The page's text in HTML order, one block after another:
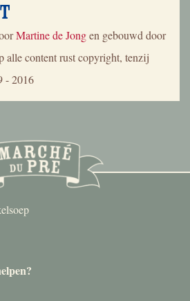
Martine de Jongen gebouwd door
alle content rust copyright, tenzij
- 2016